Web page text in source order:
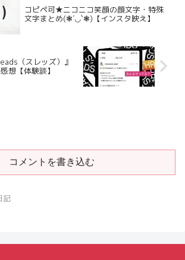
コピペ可★ニコニコ笑顔の顔文字・特殊
文字まとめ(❃´◡`❃)【インスタ映え】
（スレッズ）』
想【体験談】
コメントを書き込む
記